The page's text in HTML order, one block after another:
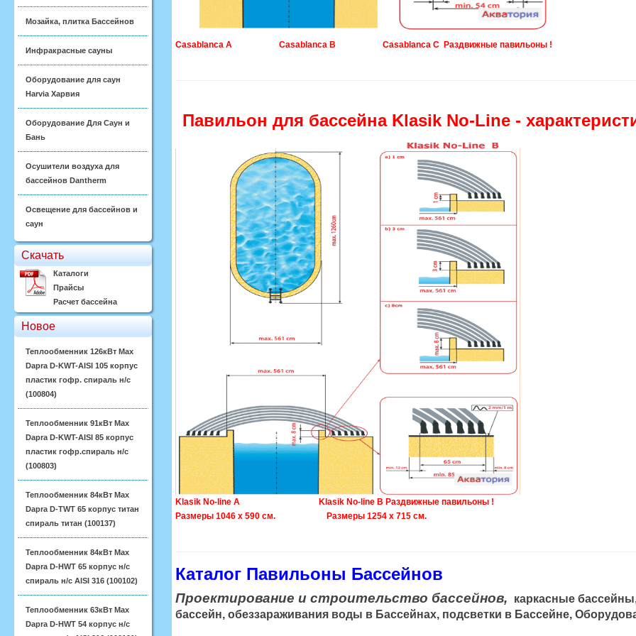
Мозайка, плитка Бассейнов
Инфракрасные сауны
Оборудование для саун
Harvia Харвия
Оборудование Для Саун и
Бань
Осушители воздуха для
бассейнов Dantherm
Освещение для бассейнов и
саун
Скачать
Каталоги
Прайсы
Расчет бассейна
Новое
Теплообменник 126кВт Max
Dapra D-KWT-AISI 105 корпус
пластик гофр. спираль н/с
(100804)
Теплообменник 91кВт Max
Dapra D-KWT-AISI 85 корпус
пластик гофр.спираль н/с
(100803)
Теплообменник 84кВт Max
Dapra D-TWT 65 корпус титан
спираль титан (100137)
Теплообменник 84кВт Max
Dapra D-HWT 65 корпус н/с
спираль н/с AISI 316 (100102)
Теплообменник 63кВт Max
Dapra D-HWT 54 корпус н/с
Casablanca A Casablanca B Casablanca C Раздвижные павильоны !
Павильон для бассейна Klasik No-Line -
Klasik No-line A Klasik No-line B Раздвижные павильоны !
Размеры 1046 x 590 см. Размеры 1254 x 715 см.
Каталог Павильоны Бассейнов
Проектирование и строительство бассейнов,
каркасные
бассейн, обеззараживания воды в Бассейнах, подсветки в Бассейне,